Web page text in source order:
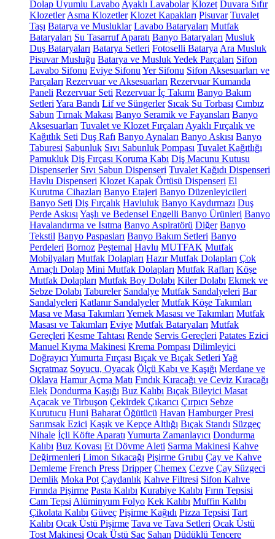
Dolap Uyumlu Lavabo Ayaklı Lavabolar Klozet Duvara Sıfır
Klozetler Asma Klozetler Klozet Kapakları Pisuvar Tuvalet
Taşı Batarya ve Musluklar Lavabo Bataryaları Mutfak
Bataryaları Su Tasarruf Aparatı Banyo Bataryaları Musluk
Duş Bataryaları Batarya Setleri Fotoselli Batarya Ara Musluk
Pisuvar Musluğu Batarya ve Musluk Yedek Parçaları Sifon
Lavabo Sifonu Eviye Sifonu Yer Sifonu Sifon Aksesuarları ve
Parçaları Rezervuar ve Aksesuarları Rezervuar Kumanda
Paneli Rezervuar Seti Rezervuar İç Takımı Banyo Bakım
Setleri Yara Bandı Lif ve Süngerler Sıcak Su Torbası Cımbız
Sabun Tırnak Makası Banyo Seramik ve Fayansları Banyo
Aksesuarları Tuvalet ve Klozet Fırçaları Ayaklı Fırçalık ve
Kağıtlık Seti Duş Rafı Banyo Aynaları Banyo Askısı Banyo
Taburesi Sabunluk Sıvı Sabunluk Pompası Tuvalet Kağıtlığı
Pamukluk Diş Fırçası Koruma Kabı Diş Macunu Kutusu
Dispenserler Sıvı Sabun Dispenseri Tuvalet Kağıdı Dispenseri
Havlu Dispenseri Klozet Kapak Örtüsü Dispenseri El
Kurutma Cihazları Banyo Etajeri Banyo Düzenleyicileri
Banyo Seti Diş Fırçalık Havluluk Banyo Kaydırmazı Duş
Perde Askısı Yaşlı ve Bedensel Engelli Banyo Ürünleri Banyo
Havalandırma ve Isıtma Banyo Aspiratörü Diğer Banyo
Tekstil Banyo Paspasları Banyo Bakım Setleri Banyo
Perdeleri Bornoz Peştemal Havlu MUTFAK Mutfak
Mobilyaları Mutfak Dolapları Hazır Mutfak Dolapları Çok
Amaçlı Dolap Mini Mutfak Dolapları Mutfak Rafları Köşe
Mutfak Dolapları Mutfak Boy Dolabı Kiler Dolabı Ekmek ve
Sebze Dolabı Tabureler Sandalye Mutfak Sandalyeleri Bar
Sandalyeleri Katlanır Sandalyeler Mutfak Köşe Takımları
Masa ve Masa Takımları Yemek Masası ve Takımları Mutfak
Masası ve Takımları Eviye Mutfak Bataryaları Mutfak
Gereçleri Kesme Tahtası Rende Servis Gereçleri Patates Ezici
Manuel Kıyma Makinesi Krema Pompası Dilimleyici
Doğrayıcı Yumurta Fırçası Bıçak ve Bıçak Setleri Yağ
Sıçratmaz Soyucu, Oyacak Ölçü Kabı ve Kaşığı Merdane ve
Oklava Hamur Açma Matı Fındık Kıracağı ve Ceviz Kıracağı
Elek Dondurma Kaşığı Buz Kalıbı Bıçak Bileyici Masat
Açacak ve Tirbuşon Çekirdek Çıkarıcı Çırpıcı Sebze
Kurutucu Huni Baharat Öğütücü Havan Hamburger Presi
Sarımsak Ezici Kaşık ve Kepçe Altlığı Bıçak Standı Süzgeç
Nihale İçli Köfte Aparatı Yumurta Zamanlayıcı Dondurma
Kalıbı Buz Kovası Et Dövme Aleti Sarma Makinesi Kahve
Değirmenleri Limon Sıkacağı Pişirme Grubu Çay ve Kahve
Demleme French Press Dripper Chemex Cezve Çay Süzgeci
Demlik Moka Pot Çaydanlık Kahve Filtresi Sifon Kahve
Fırında Pişirme Pasta Kalıbı Kurabiye Kalıbı Fırın Tepsisi
Cam Tepsi Alüminyum Folyo Kek Kalıbı Muffin Kalıbı
Çikolata Kalıbı Güveç Pişirme Kağıdı Pizza Tepsisi Tart
Kalıbı Ocak Üstü Pişirme Tava ve Tava Setleri Ocak Üstü
Tost Makinesi Ocak Üstü Sac Sahan Düdüklü Tencere